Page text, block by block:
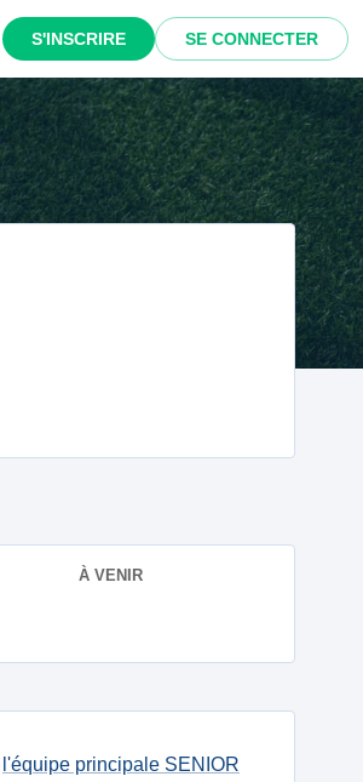
S'INSCRIRE SE CONNECTER
À VENIR
l'équipe principale SENIOR